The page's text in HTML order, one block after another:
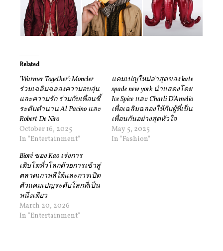
Related
‘Warmer Together’: Moncler
ร่วมเฉลิมฉลองความอบอุ่น
และความรัก ร่วมกับเพื่อนซี้
ระดับตำนาน Al Pacino และ
Robert De Niro
October 16, 2025
In "Entertainment"
แคมเปญใหม่ล่าสุดของ kate
spade new york นำแสดงโดย
Ice Spice และ Charli D’Amelio
เพื่อเฉลิมฉลองให้กับผู้ที่เป็น
เพื่อนกันอย่างสุดหัวใจ
May 5, 2025
In "Fashion"
Bioré ของ Kao เร่งการ
เติบโตทั่วโลกด้วยการเข้าสู่
ตลาดเกาหลีใต้และการเปิด
ตัวแคมเปญระดับโลกที่เป็น
หนึ่งเดียว
March 20, 2026
In "Entertainment"